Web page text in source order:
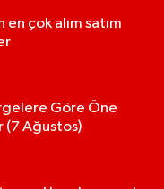
en çok alım satım
Göre Öne
(7 Ağustos)